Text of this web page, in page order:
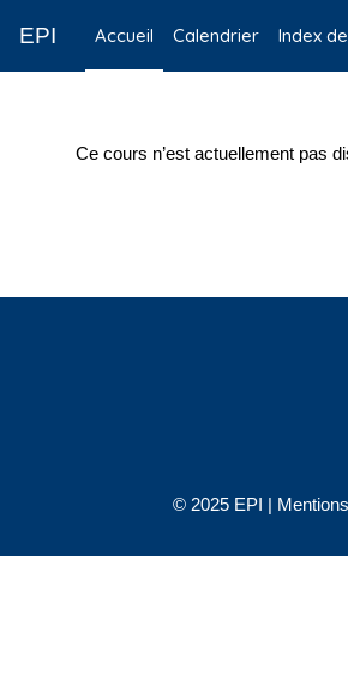
EPI Accueil Calendrier Index
Ce cours n’est actuellement pas
© 2025 EPI |